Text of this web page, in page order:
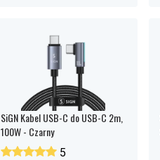
SiGN Kabel USB-C do USB-C 2m,
100W - Czarny
5